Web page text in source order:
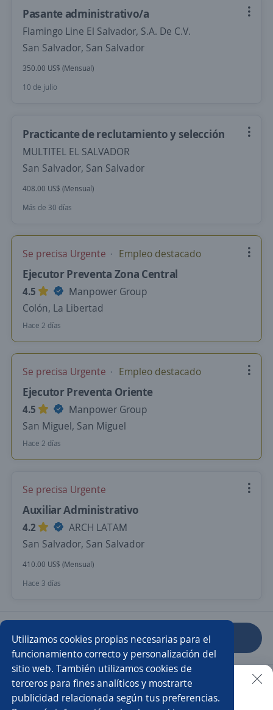
Utilizamos cookies propias necesarias para el
funcionamiento correcto y personalización del
sitio web. También utilizamos cookies de
terceros para fines analíticos y mostrarte
publicidad relacionada según tus preferencias.
Pasante administrativo/a
Flamingo Line El Salvador, S.A. De C.V.
San Salvador, San Salvador
350.00 US$ (Mensual)
10 de julio
Practicante de reclutamiento y selección
MULTITEL EL SALVADOR
San Salvador, San Salvador
408.00 US$ (Mensual)
Más de 30 días
Se precisa Urgente Empleo destacado
Ejecutor Preventa Zona Central
4.5
Manpower Group
Colón, La Libertad
Hace 2 días
Se precisa Urgente Empleo destacado
Ejecutor Preventa Oriente
4.5
Manpower Group
San Miguel, San Miguel
Hace 2 días
Se precisa Urgente
Auxiliar Administrativo
4.2
ARCH LATAM
San Salvador, San Salvador
410.00 US$ (Mensual)
Hace 3 días
Anterior Siguiente
Nuevas ofertas de empleo
Avísame
Buscar es más fácil en la app